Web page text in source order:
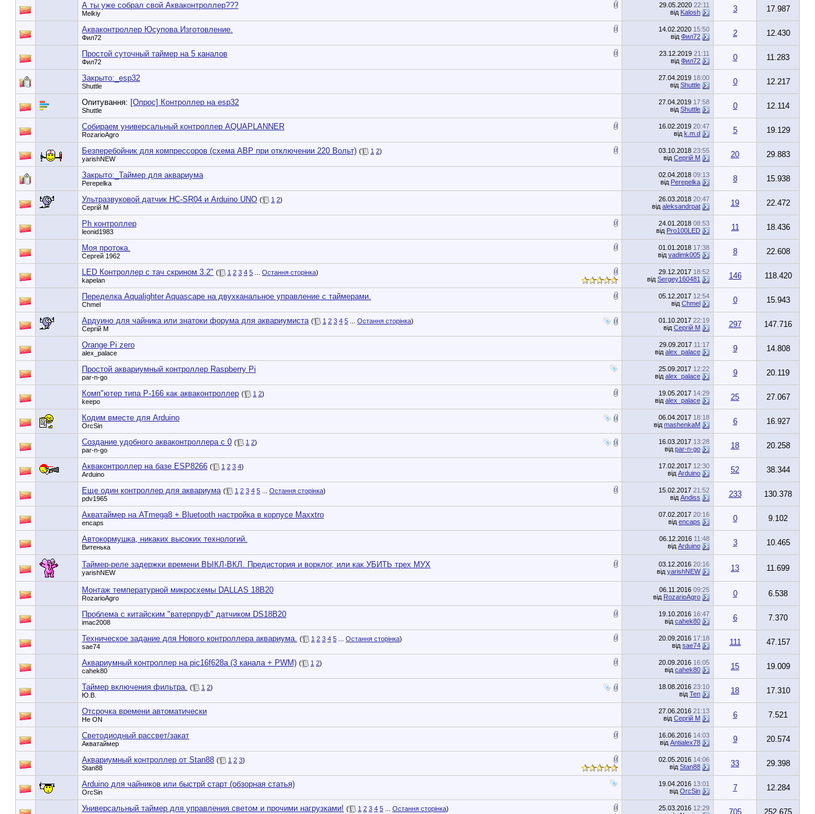
А ты уже собрал свой Акваконтроллер???
Melkiy
29.05.2020 22:11
від Kalosh 3 17.987
Акваконтроллер Юсупова.Изготовление.
Фил72
14.02.2020 15:50
від Фил72 2 12.430
Простой суточный таймер на 5 каналов
Фил72
23.12.2019 21:11
від Фил72 0 11.283
Закрыто:_ esp32
Shuttle
27.04.2019 18:00
від Shuttle 0 12.217
Опитування: [Опрос] Контроллер на esp32
Shuttle
27.04.2019 17:58
від Shuttle 0 12.114
Собираем универсальный контроллер AQUAPLANNER
RozarioAgro
16.02.2019 20:47
від k.m.d 5 19.129
Безперебойник для компрессоров (схема АВР при отключении 220 Вольт) ( 1 2)
yarishNEW
03.10.2018 23:55
від Сергій М 20 29.883
Закрыто:_ Таймер для аквариума
Perepelka
02.04.2018 09:13
від Perepelka 8 15.938
Ультразвуковой датчик HC-SR04 и Arduino UNO ( 1 2)
Сергій М
26.03.2018 20:47
від aleksandrpat 19 22.472
Ph контроллер
leonid1983
24.01.2018 08:53
від Pro100LED 11 18.436
Моя протока.
Сергей 1962
01.01.2018 17:38
від vadimk005 8 22.608
LED Контроллер с тач скрином 3.2" ( 1 2 3 4 5 Остання сторінка)
kapelan
29.12.2017 18:52
від Sergey160481 146 118.420
Переделка Aqualighter Aquascape на двухканальное управление с таймерами.
Chmel
05.12.2017 12:54
від Chmel 0 15.943
Ардуино для чайника или знатоки форума для аквариумиста ( 1 2 3 4 5 Остання сторінка)
Сергій М
01.10.2017 22:19
від Сергій М 297 147.716
Orange Pi zero
alex_palace
29.09.2017 11:17
від alex_palace 9 14.808
Простой аквариумный контроллер Raspberry Pi
par-n-go
25.09.2017 12:22
від alex_palace 9 20.119
Комп"ютер типа Р-166 как акваконтроллер ( 1 2)
keepo
19.05.2017 14:29
від alex_palace 25 27.067
Кодим вместе для Arduino
OrcSin
06.04.2017 18:18
від mashenkaM 6 16.927
Создание удобного акваконтроллера с 0 ( 1 2)
par-n-go
16.03.2017 13:28
від par-n-go 18 20.258
Акваконтроллер на базе ESP8266 ( 1 2 3 4)
Arduino
17.02.2017 12:30
від Arduino 52 38.344
Еще один контроллер для аквариума ( 1 2 3 4 5 Остання сторінка)
pdv1965
15.02.2017 21:52
від Andiss 233 130.378
Акватаймер на ATmega8 + Bluetooth настройка в корпусе Maxxtro
encaps
07.02.2017 20:16
від encaps 0 9.102
Автокормушка, никаких высоких технологий.
Витенька
06.12.2016 11:48
від Arduino 3 10.465
Таймер-реле задержки времени ВЫКЛ-ВКЛ. Предистория и ворклог, или как УБИТЬ трех МУХ
yarishNEW
03.12.2016 20:16
від yarishNEW 13 11.699
Монтаж температурной микросхемы DALLAS 18В20
RozarioAgro
06.11.2016 09:25
від RozarioAgro 0 6.538
Проблема с китайским "ватерпруф" датчиком DS18B20
imac2008
19.10.2016 16:47
від cahek80 6 7.370
Техническое задание для Нового контроллера аквариума. ( 1 2 3 4 5 Остання сторінка)
sae74
20.09.2016 17:18
від sae74 111 47.157
Аквариумный контроллер на pic16f628a (3 канала + PWM) ( 1 2)
cahek80
20.09.2016 16:05
від cahek80 15 19.009
Таймер включения фильтра. ( 1 2)
Ю.В.
18.08.2016 23:10
від Ten 18 17.310
Отсрочка времени автоматически
He ON
27.06.2016 21:13
від Сергій М 6 7.521
Светодиодный рассвет/закат
Акватаймер
16.06.2016 14:03
від Antialex78 9 20.574
Аквариумный контроллер от Stan88 ( 1 2 3)
Stan88
02.05.2016 14:06
від Stan88 33 29.398
Arduino для чайников или быстрй старт (обзорная статья)
OrcSin
19.04.2016 13:01
від OrcSin 7 12.284
Универсальный таймер для управления светом и прочими нагрузками! ( 1 2 3 4 5 Остання сторінка)
25.03.2016 12:29
705 252.675